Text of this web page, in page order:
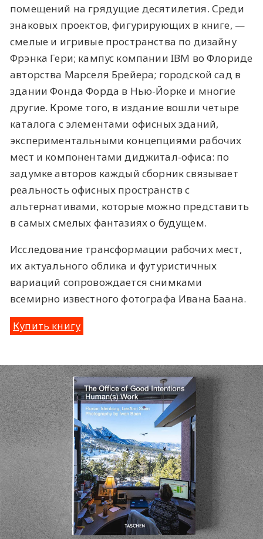
помещений на грядущие десятилетия. Среди
знаковых проектов, фигурирующих в книге, —
смелые и игривые пространства по дизайну
Фрэнка Гери; кампус компании IBM во Флориде
авторства Марселя Брейера; городской сад в
здании Фонда Форда в Нью-Йорке и многие
другие. Кроме того, в издание вошли четыре
каталога с элементами офисных зданий,
экспериментальными концепциями рабочих
мест и компонентами диджитал-офиса: по
задумке авторов каждый сборник связывает
реальность офисных пространств с
альтернативами, которые можно представить
в самых смелых фантазиях о будущем.
Исследование трансформации рабочих мест,
их актуального облика и футуристичных
вариаций сопровождается снимками
всемирно известного фотографа Ивана Баана.
Купить книгу